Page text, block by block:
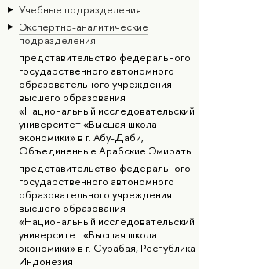
Учебные подразделения
Экспертно-аналитические
подразделения
представительство федерального
государственного автономного
образовательного учреждения
высшего образования
«Национальный исследовательский
университет «Высшая школа
экономики» в г. Абу-Даби,
Объединенные Арабские Эмираты
представительство федерального
государственного автономного
образовательного учреждения
высшего образования
«Национальный исследовательский
университет «Высшая школа
экономики» в г. Сурабая, Республика
Индонезия